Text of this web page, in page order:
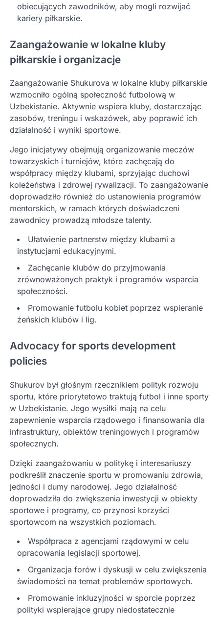
obiecujących zawodników, aby mogli rozwijać
kariery piłkarskie.
Zaangażowanie w lokalne kluby
piłkarskie i organizacje
Zaangażowanie Shukurova w lokalne kluby piłkarskie
wzmocniło ogólną społeczność futbolową w
Uzbekistanie. Aktywnie wspiera kluby, dostarczając
zasobów, treningu i wskazówek, aby poprawić ich
działalność i wyniki sportowe.
Jego inicjatywy obejmują organizowanie meczów
towarzyskich i turniejów, które zachęcają do
współpracy między klubami, sprzyjając duchowi
koleżeństwa i zdrowej rywalizacji. To zaangażowanie
doprowadziło również do ustanowienia programów
mentorskich, w ramach których doświadczeni
zawodnicy prowadzą młodsze talenty.
Ułatwienie partnerstw między klubami a
instytucjami edukacyjnymi.
Zachęcanie klubów do przyjmowania
zrównoważonych praktyk i programów wsparcia
społeczności.
Promowanie futbolu kobiet poprzez wspieranie
żeńskich klubów i lig.
Advocacy for sports development
policies
Shukurov był głośnym rzecznikiem polityk rozwoju
sportu, które priorytetowo traktują futbol i inne sporty
w Uzbekistanie. Jego wysiłki mają na celu
zapewnienie wsparcia rządowego i finansowania dla
infrastruktury, obiektów treningowych i programów
społecznych.
Dzięki zaangażowaniu w politykę i interesariuszy
podkreślił znaczenie sportu w promowaniu zdrowia,
jedności i dumy narodowej. Jego działalność
doprowadziła do zwiększenia inwestycji w obiekty
sportowe i programy, co przynosi korzyści
sportowcom na wszystkich poziomach.
Współpraca z agencjami rządowymi w celu
opracowania legislacji sportowej.
Organizacja forów i dyskusji w celu zwiększenia
świadomości na temat problemów sportowych.
Promowanie inkluzyjności w sporcie poprzez
polityki wspierające grupy niedostatecznie